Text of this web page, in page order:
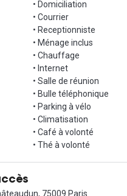
disponibles immédiatement
contraintes.
à proximité de plusieurs
une excellente accessibilité :
pied de Notre-Dame-de-Lorette
pied de Le Peletier (ligne 7)
à pied de Chaussée d’Antin
équipes un cadre de travail
équipé.
dès maintenant pour plus
• Domiciliation
• Courrier
• Receptionniste
• Ménage inclus
• Chauffage
• Internet
• Salle de réunion
• Bulle téléphonique
• Parking à vélo
• Climatisation
• Café à volonté
• Thé à volonté
75009 Paris